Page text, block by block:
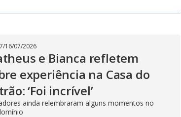
/16/07/2026
e Bianca refletem
experiência na Casa do
‘Foi incrível’
ainda relembraram alguns momentos no